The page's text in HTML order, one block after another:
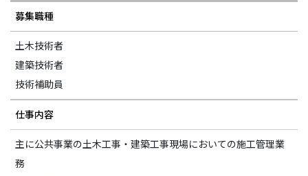
募集職種
土木技術者
建築技術者
技術補助員
仕事内容
主に公共事業の土木工事・建築工事現場においての施工管理業
務
事業内容
土木部門